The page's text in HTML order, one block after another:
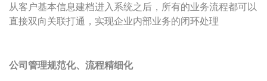
从客户基本信息建档进入系统之后，所有的业务流程都可以
直接双向关联打通，实现企业内部业务的闭环处理
公司管理规范化、流程精细化